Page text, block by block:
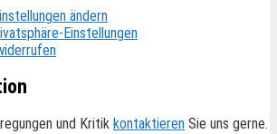
ändern
Einstellungen
und Kritik kontaktieren Sie uns gerne.